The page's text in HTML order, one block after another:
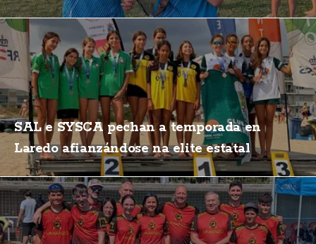
SAL e SYSCA pechan a temporada en
Laredo afianzándose na elite estatal